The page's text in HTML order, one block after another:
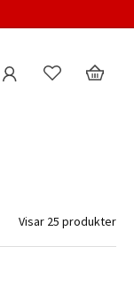
Visar 25 produkter